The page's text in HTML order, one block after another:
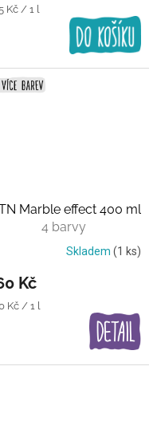
Kč / 1 l
Marble effect 400 ml
4 barvy
Skladem (1 ks)
Kč
Kč / 1 l